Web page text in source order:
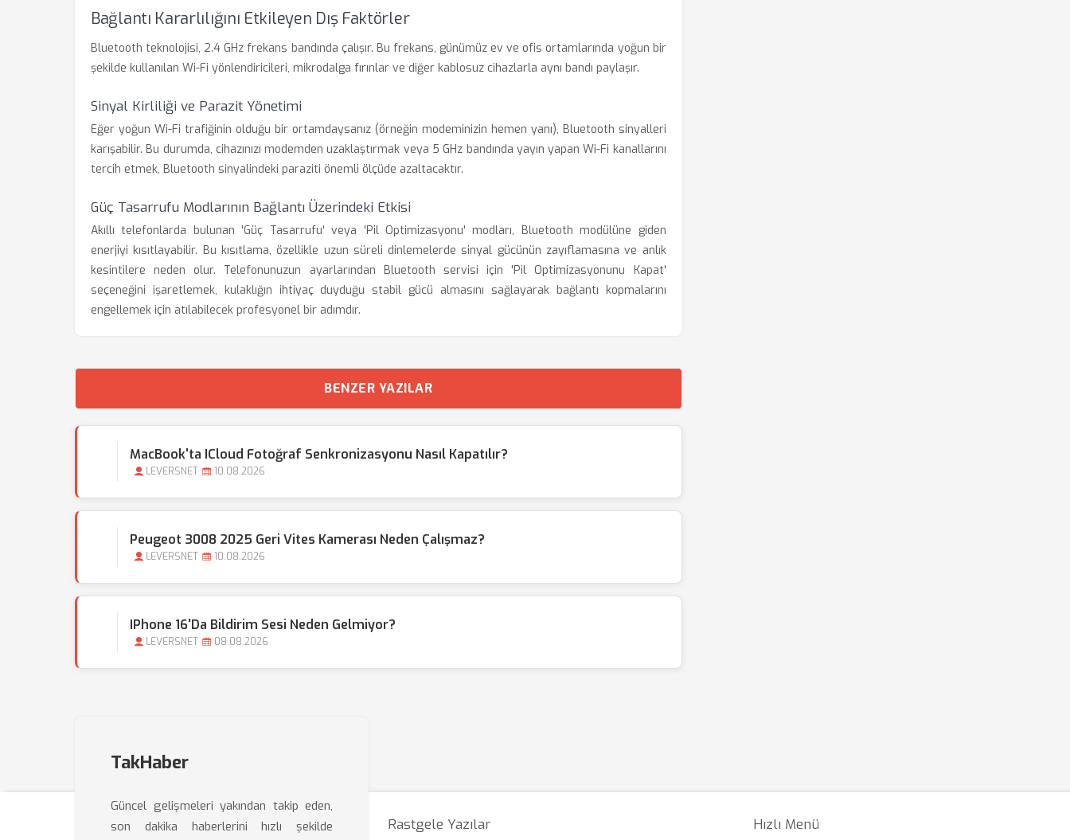
Bağlantı Kararlılığını Etkileyen Dış Faktörler
Bluetooth teknolojisi, 2.4 GHz frekans bandında çalışır. Bu frekans, günümüz ev ve ofis ortamlarında yoğun bir
şekilde kullanılan Wi-Fi yönlendiricileri, mikrodalga fırınlar ve diğer kablosuz cihazlarla aynı bandı paylaşır.
Sinyal Kirliliği ve Parazit Yönetimi
Eğer yoğun Wi-Fi trafiğinin olduğu bir ortamdaysanız (örneğin modeminizin hemen yanı), Bluetooth sinyalleri
karışabilir. Bu durumda, cihazınızı modemden uzaklaştırmak veya 5 GHz bandında yayın yapan Wi-Fi kanallarını
tercih etmek, Bluetooth sinyalindeki paraziti önemli ölçüde azaltacaktır.
Güç Tasarrufu Modlarının Bağlantı Üzerindeki Etkisi
Akıllı telefonlarda bulunan 'Güç Tasarrufu' veya 'Pil Optimizasyonu' modları, Bluetooth modülüne giden
enerjiyi kısıtlayabilir. Bu kısıtlama, özellikle uzun süreli dinlemelerde sinyal gücünün zayıflamasına ve anlık
kesintilere neden olur. Telefonunuzun ayarlarından Bluetooth servisi için 'Pil Optimizasyonunu Kapat'
seçeneğini işaretlemek, kulaklığın ihtiyaç duyduğu stabil gücü almasını sağlayarak bağlantı kopmalarını
engellemek için atılabilecek profesyonel bir adımdır.
BENZER YAZILAR
MacBook'ta ICloud Fotoğraf Senkronizasyonu Nasıl Kapatılır?
LEVERSNET 10.08.2026
Peugeot 3008 2025 Geri Vites Kamerası Neden Çalışmaz?
LEVERSNET 10.08.2026
IPhone 16'da Bildirim Sesi Neden Gelmiyor?
LEVERSNET 08.08.2026
TakHaber
Güncel gelişmeleri yakından takip eden,
son dakika haberlerini hızlı şekilde
Rastgele Yazılar Hızlı Menü